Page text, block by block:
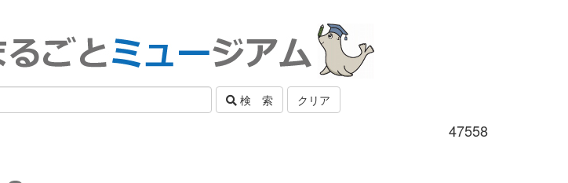
検 索 クリア
47558